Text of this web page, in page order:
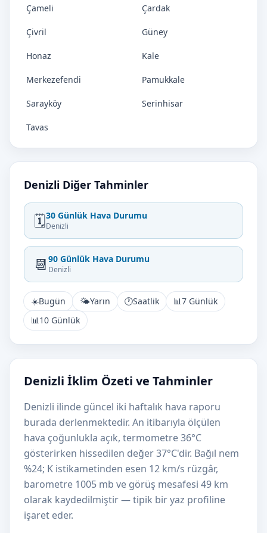
Çameli Çardak
Çivril Güney
Honaz Kale
Merkezefendi Pamukkale
Sarayköy Serinhisar
Tavas
Denizli Diğer Tahminler
🗓️30 Günlük Hava Durumu
Denizli
📆 90 Günlük Hava Durumu
Denizli
☀️Bugün 🌤️Yarın 🕐Saatlik 📊7 Günlük
📊10 Günlük
Denizli İklim Özeti ve Tahminler
Denizli ilinde güncel iki haftalık hava raporu
burada derlenmektedir. An itibarıyla ölçülen
hava çoğunlukla açık, termometre 36°C
gösterirken hissedilen değer 37°C'dir. Bağıl nem
%24; K istikametinden esen 12 km/s rüzgâr,
barometre 1005 mb ve görüş mesafesi 49 km
olarak kaydedilmiştir — tipik bir yaz profiline
işaret eder.